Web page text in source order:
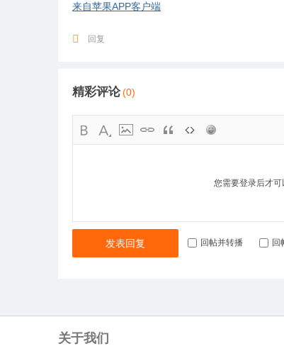
来自苹果APP客户端
回复
精彩评论(0)
您需要登录后才可
发表回复 回帖并转播 回
关于我们